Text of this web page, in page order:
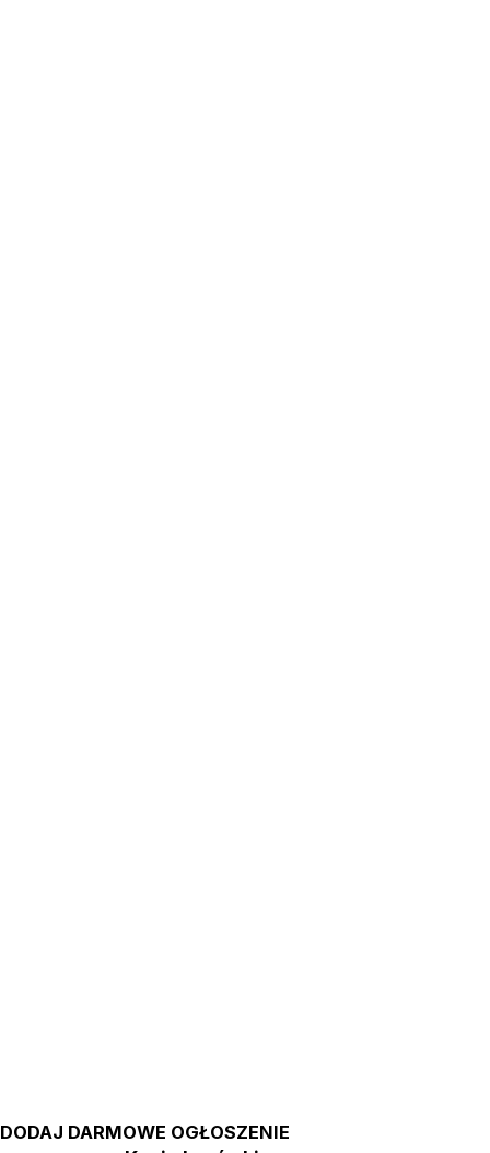
DODAJ DARMOWE OGŁOSZENIE